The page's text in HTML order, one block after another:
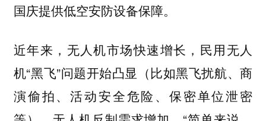
国庆提供低空安防设备保障。
近年来，无人机市场快速增长，民用无人
机“黑飞”问题开始凸显（比如黑飞扰航、商
演偷拍、活动安全危险、保密单位泄密